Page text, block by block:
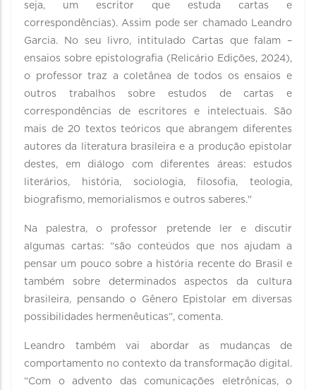
seja, um escritor que estuda cartas e
correspondências). Assim pode ser chamado Leandro
Garcia. No seu livro, intitulado Cartas que falam –
ensaios sobre epistolografia (Relicário Edições, 2024),
o professor traz a coletânea de todos os ensaios e
outros trabalhos sobre estudos de cartas e
correspondências de escritores e intelectuais. São
mais de 20 textos teóricos que abrangem diferentes
autores da literatura brasileira e a produção epistolar
destes, em diálogo com diferentes áreas: estudos
literários, história, sociologia, filosofia, teologia,
biografismo, memorialismos e outros saberes."
Na palestra, o professor pretende ler e discutir
algumas cartas: “são conteúdos que nos ajudam a
pensar um pouco sobre a história recente do Brasil e
também sobre determinados aspectos da cultura
brasileira, pensando o Gênero Epistolar em diversas
possibilidades hermenêuticas”, comenta.
Leandro também vai abordar as mudanças de
comportamento no contexto da transformação digital.
“Com o advento das comunicações eletrônicas, o